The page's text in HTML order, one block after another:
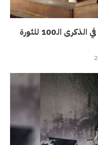
موسكو تعيد تحنيط جثمان لينين في الذكرى الـ100 للثورة